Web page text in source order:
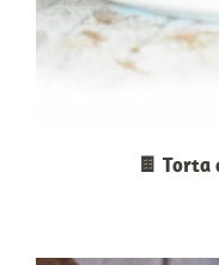
🍫 Torta